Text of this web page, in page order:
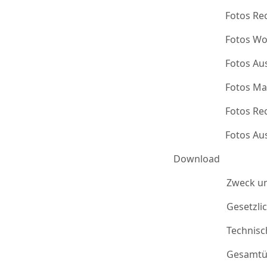
Fotos
Fotos
Fotos
Fotos
Fotos
Fotos
Download
Zweck